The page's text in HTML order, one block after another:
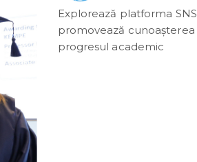
Explorează platforma
promovează cunoașterea
progresul academic